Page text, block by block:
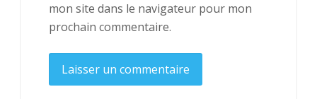
mon site dans le navigateur pour mon
prochain commentaire.